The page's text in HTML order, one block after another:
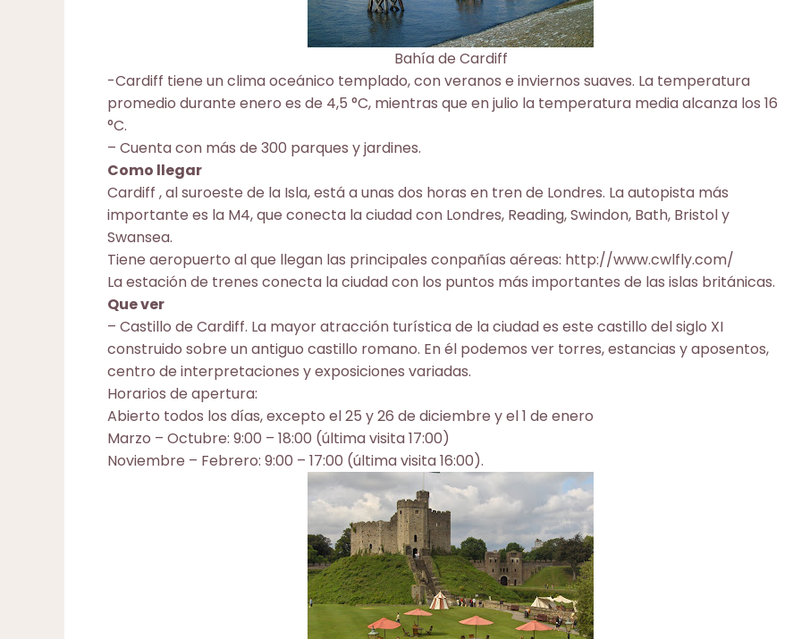
Bahía de Cardiff
-Cardiff tiene un clima oceánico templado, con veranos e inviernos suaves. La temperatura
promedio durante enero es de 4,5 °C, mientras que en julio la temperatura media alcanza los 16
°C.
– Cuenta con más de 300 parques y jardines.
Como llegar
Cardiff , al suroeste de la Isla, está a unas dos horas en tren de Londres. La autopista más
importante es la M4, que conecta la ciudad con Londres, Reading, Swindon, Bath, Bristol y
Swansea.
Tiene aeropuerto al que llegan las principales conpañías aéreas: http://www.cwlfly.com/
La estación de trenes conecta la ciudad con los puntos más importantes de las islas británicas.
Que ver
– Castillo de Cardiff. La mayor atracción turística de la ciudad es este castillo del siglo XI
construido sobre un antiguo castillo romano. En él podemos ver torres, estancias y aposentos,
centro de interpretaciones y exposiciones variadas.
Horarios de apertura:
Abierto todos los días, excepto el 25 y 26 de diciembre y el 1 de enero
Marzo – Octubre: 9:00 – 18:00 (última visita 17:00)
Noviembre – Febrero: 9:00 – 17:00 (última visita 16:00).